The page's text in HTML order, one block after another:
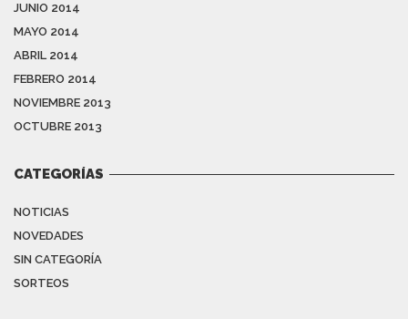
JUNIO 2014
MAYO 2014
ABRIL 2014
FEBRERO 2014
NOVIEMBRE 2013
OCTUBRE 2013
CATEGORÍAS
NOTICIAS
NOVEDADES
SIN CATEGORÍA
SORTEOS
Bienvenidos a Farmaciamibotica.com
En nuestras instalaciones cumplimos con la
España hasta el momento sobre medidas